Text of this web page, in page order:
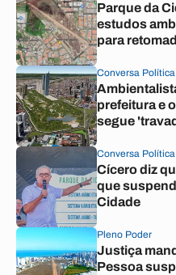
Parque da
estudos
para
Conversa Política
prefeitura e
segue
Conversa Política
Cícero diz
que
Cidade
Pleno Poder
Justiça
Pessoa